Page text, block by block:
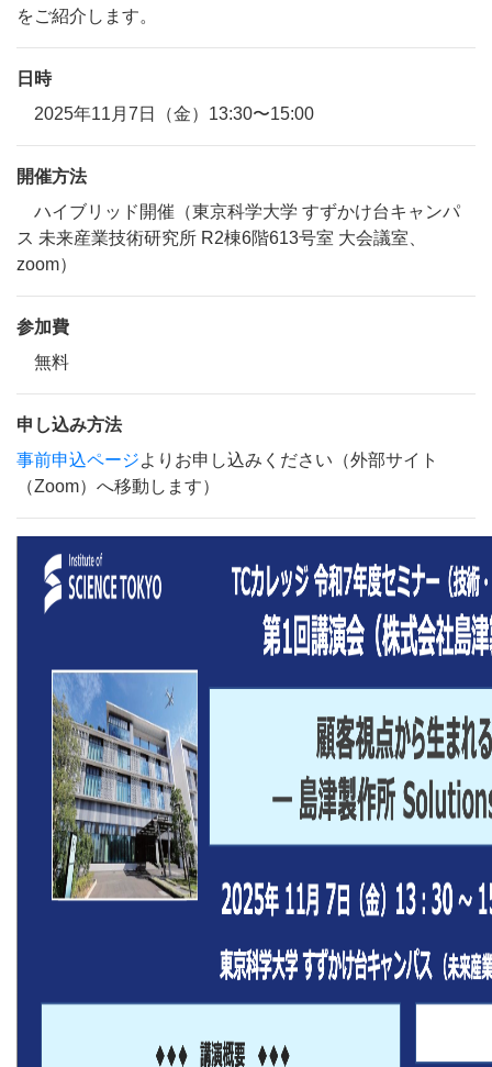
をご紹介します。
日時
2025年11⽉7⽇（⾦）13:30〜15:00
開催方法
ハイブリッド開催（東京科学⼤学 すずかけ台キャンパ
ス 未来産業技術研究所 R2棟6階613号室 ⼤会議室、
zoom）
参加費
無料
申し込み方法
事前申込ページよりお申し込みください（外部サイト
（Zoom）へ移動します）